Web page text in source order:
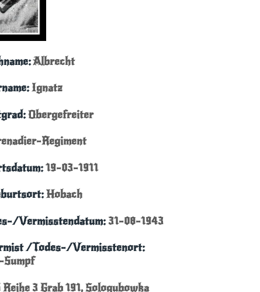
Albrecht
Ignatz
Obergefreiter
Regiment
19-03-1911
Hobach
Vermisstendatum:31-08-1943
/Todes-/Vermisstenort:
3 Grab 191,Sologubowka